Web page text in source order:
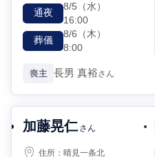
通夜
8/5 （水）
16:00
葬儀
8/6 （木）
8:00
喪主 長男 真裕さん
加藤晃仁 さん
住所：晴見一条北